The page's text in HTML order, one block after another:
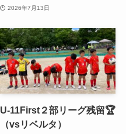
2026年7月13日
U-11First２部リーグ残留🏆
（vsリベルタ）